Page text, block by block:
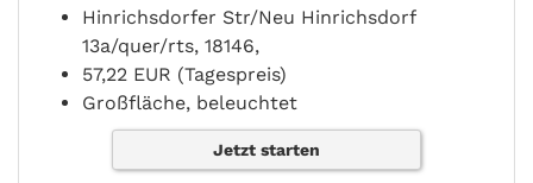
Hinrichsdorfer Str/Neu Hinrichsdorf
13a/quer/rts, 18146,
57,22 EUR (Tagespreis)
Großfläche, beleuchtet
Jetzt starten